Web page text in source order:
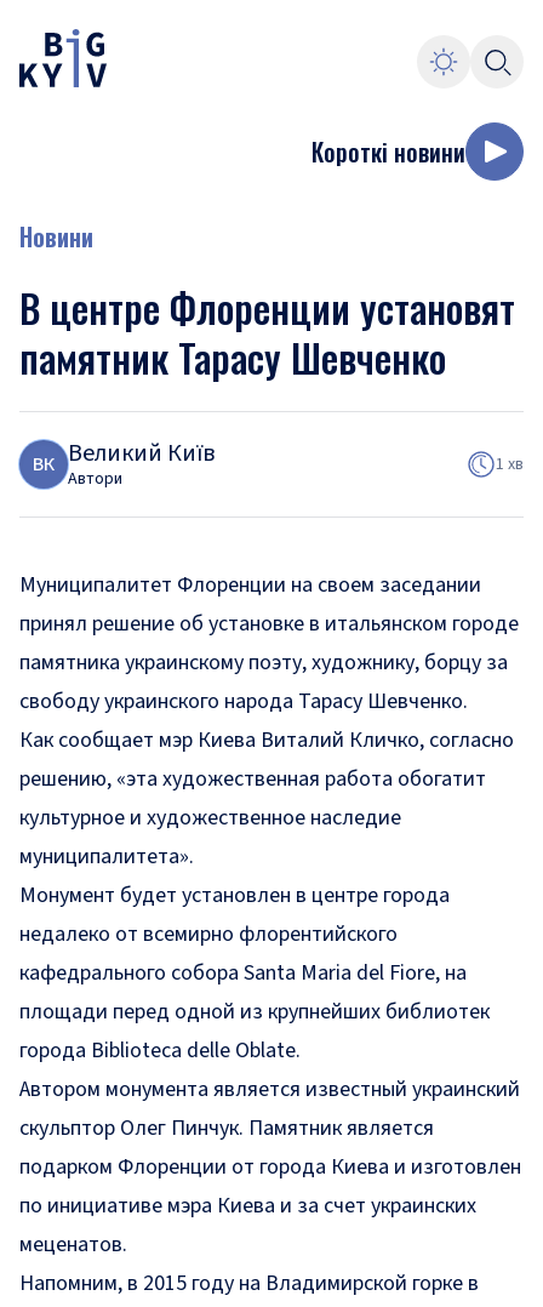
Короткі новини
Новини
В центре Флоренции установят
памятник Тарасу Шевченко
ВК Великий Київ
Автори
1 хв
Муниципалитет Флоренции на своем заседании
принял решение об установке в итальянском городе
памятника украинскому поэту, художнику, борцу за
свободу украинского народа Тарасу Шевченко.
Как сообщает мэр Киева Виталий Кличко, согласно
решению, «эта художественная работа обогатит
культурное и художественное наследие
муниципалитета».
Монумент будет установлен в центре города
недалеко от всемирно флорентийского
кафедрального собора Santa Maria del Fiore, на
площади перед одной из крупнейших библиотек
города Biblioteca delle Oblate.
Автором монумента является известный украинский
скульптор Олег Пинчук. Памятник является
подарком Флоренции от города Киева и изготовлен
по инициативе мэра Киева и за счет украинских
меценатов.
Напомним, в 2015 году на Владимирской горке в